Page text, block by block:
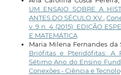
UM ENSAIO SOBRE A
ANTES DO SÉCULO XV ,
v. 9 n. 4 (2015): EDIÇÃO
E MATEMÁTICA
Maria Milena Fernandes da
Briófitas e Pteridófitas: A
Sétimo Ano do Ensino
Conexões - Ciência e